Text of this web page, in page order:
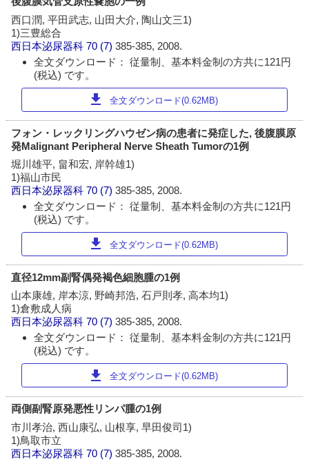
西口潤, 平田武志, 山田大介, 陶山文三1)
1)三豊総合
西日本泌尿器科 70 (7)385-385, 2008.
全文ダウンロード： 従量制、基本料金制の方共に121円
(税込) です。
download 全文ダウンロード(0.62MB)
フォン・レックリングハウゼン病の患者に発症した, 後腹膜原
発Malignant Peripheral Nerve Sheath Tumorの1例
堀川雄平, 畠和宏, 岸幹雄1)
1)福山市民
西日本泌尿器科 70 (7)385-385, 2008.
全文ダウンロード： 従量制、基本料金制の方共に121円
(税込) です。
download 全文ダウンロード(0.62MB)
直径12mm副腎偶発褐色細胞腫の1例
山本康雄, 岸本涼, 野崎邦浩, 石戸則孝, 高本均1)
1)倉敷成人病
西日本泌尿器科 70 (7)385-385, 2008.
全文ダウンロード： 従量制、基本料金制の方共に121円
(税込) です。
download 全文ダウンロード(0.62MB)
両側副腎原発悪性リンパ腫の1例
市川孝治, 西山康弘, 山根享, 早田俊司1)
1)鳥取市立
西日本泌尿器科 70 (7)385-385, 2008.